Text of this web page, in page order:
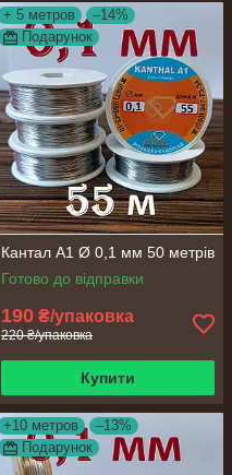
+ 5 метров
–14%
Подарунок
Кантал А1 Ø 0,1 мм 50 метрів
Готово до відправки
190 ₴/упаковка
220 ₴/упаковка
Купити
+10 метров
–13%
Подарунок